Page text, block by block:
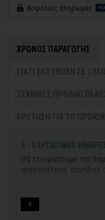
Ασφαλείς πληρωμές
ΧΡΟΝΟΣ ΠΑΡΑΓΩΓΗΣ
3 - 5 ΕΡΓΑΣΙΜΕΣ
Θα ετοιμάσουμε την
γρηγορότερα, συνήθως
Εάν η αποστολή